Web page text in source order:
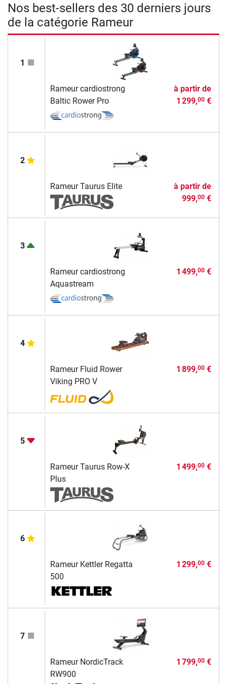
Nos best-sellers des 30 derniers jours
de la catégorie Rameur
1
Rameur cardiostrong
Baltic Rower Pro
à partir de
1 299,00€
2
Rameur Taurus Elite
à partir de
999,00€
3
Rameur cardiostrong
Aquastream
1 499,00€
4
Rameur Fluid Rower
Viking PRO V
1 899,00€
5
Rameur Taurus Row-X
Plus
1 499,00€
6
Rameur Kettler Regatta
500
1 299,00€
7
Rameur NordicTrack
RW900
1 799,00€